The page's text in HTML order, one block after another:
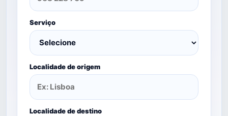
Serviço
Localidade de origem
Localidade de destino